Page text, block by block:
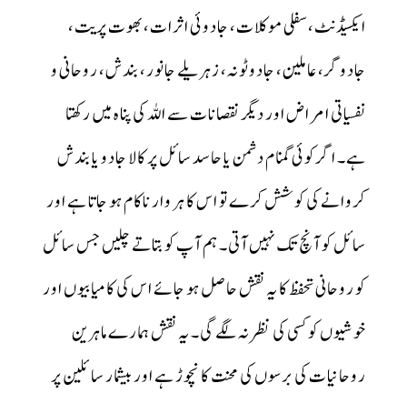
ایکسیڈنٹ،سفلی موکلات، جادوئی اثرات، بھوت پریت،
جادوگر، عاملین، جادوٹونہ، زہریلے جانور، بندش، روحانی و
نفسیاتی امراض اور دیگر نقصانات سے اللہ کی پناہ میں رکھتا
ہے۔ اگر کوئی گمنام دشمن یا حاسد سائل پر کالا جادو یا بندش
کروانے کی کوشش کرے تو اس کا ہر وار ناکام ہو جاتا ہے اور
سائل کو آنچ تک نہیں آتی۔ ہم آپ کو بتاتے چلیں جس سائل
کو روحانی تحفظ کا یہ نقش حاصل ہو جائے اس کی کامیابیوں اور
خوشیوں کو کسی کی نظر نہ لگے گی۔ یہ نقش ہمارے ماہرین
روحانیات کی برسوں کی محنت کا نچوڑ ہے اور بیشمار سائلین پر